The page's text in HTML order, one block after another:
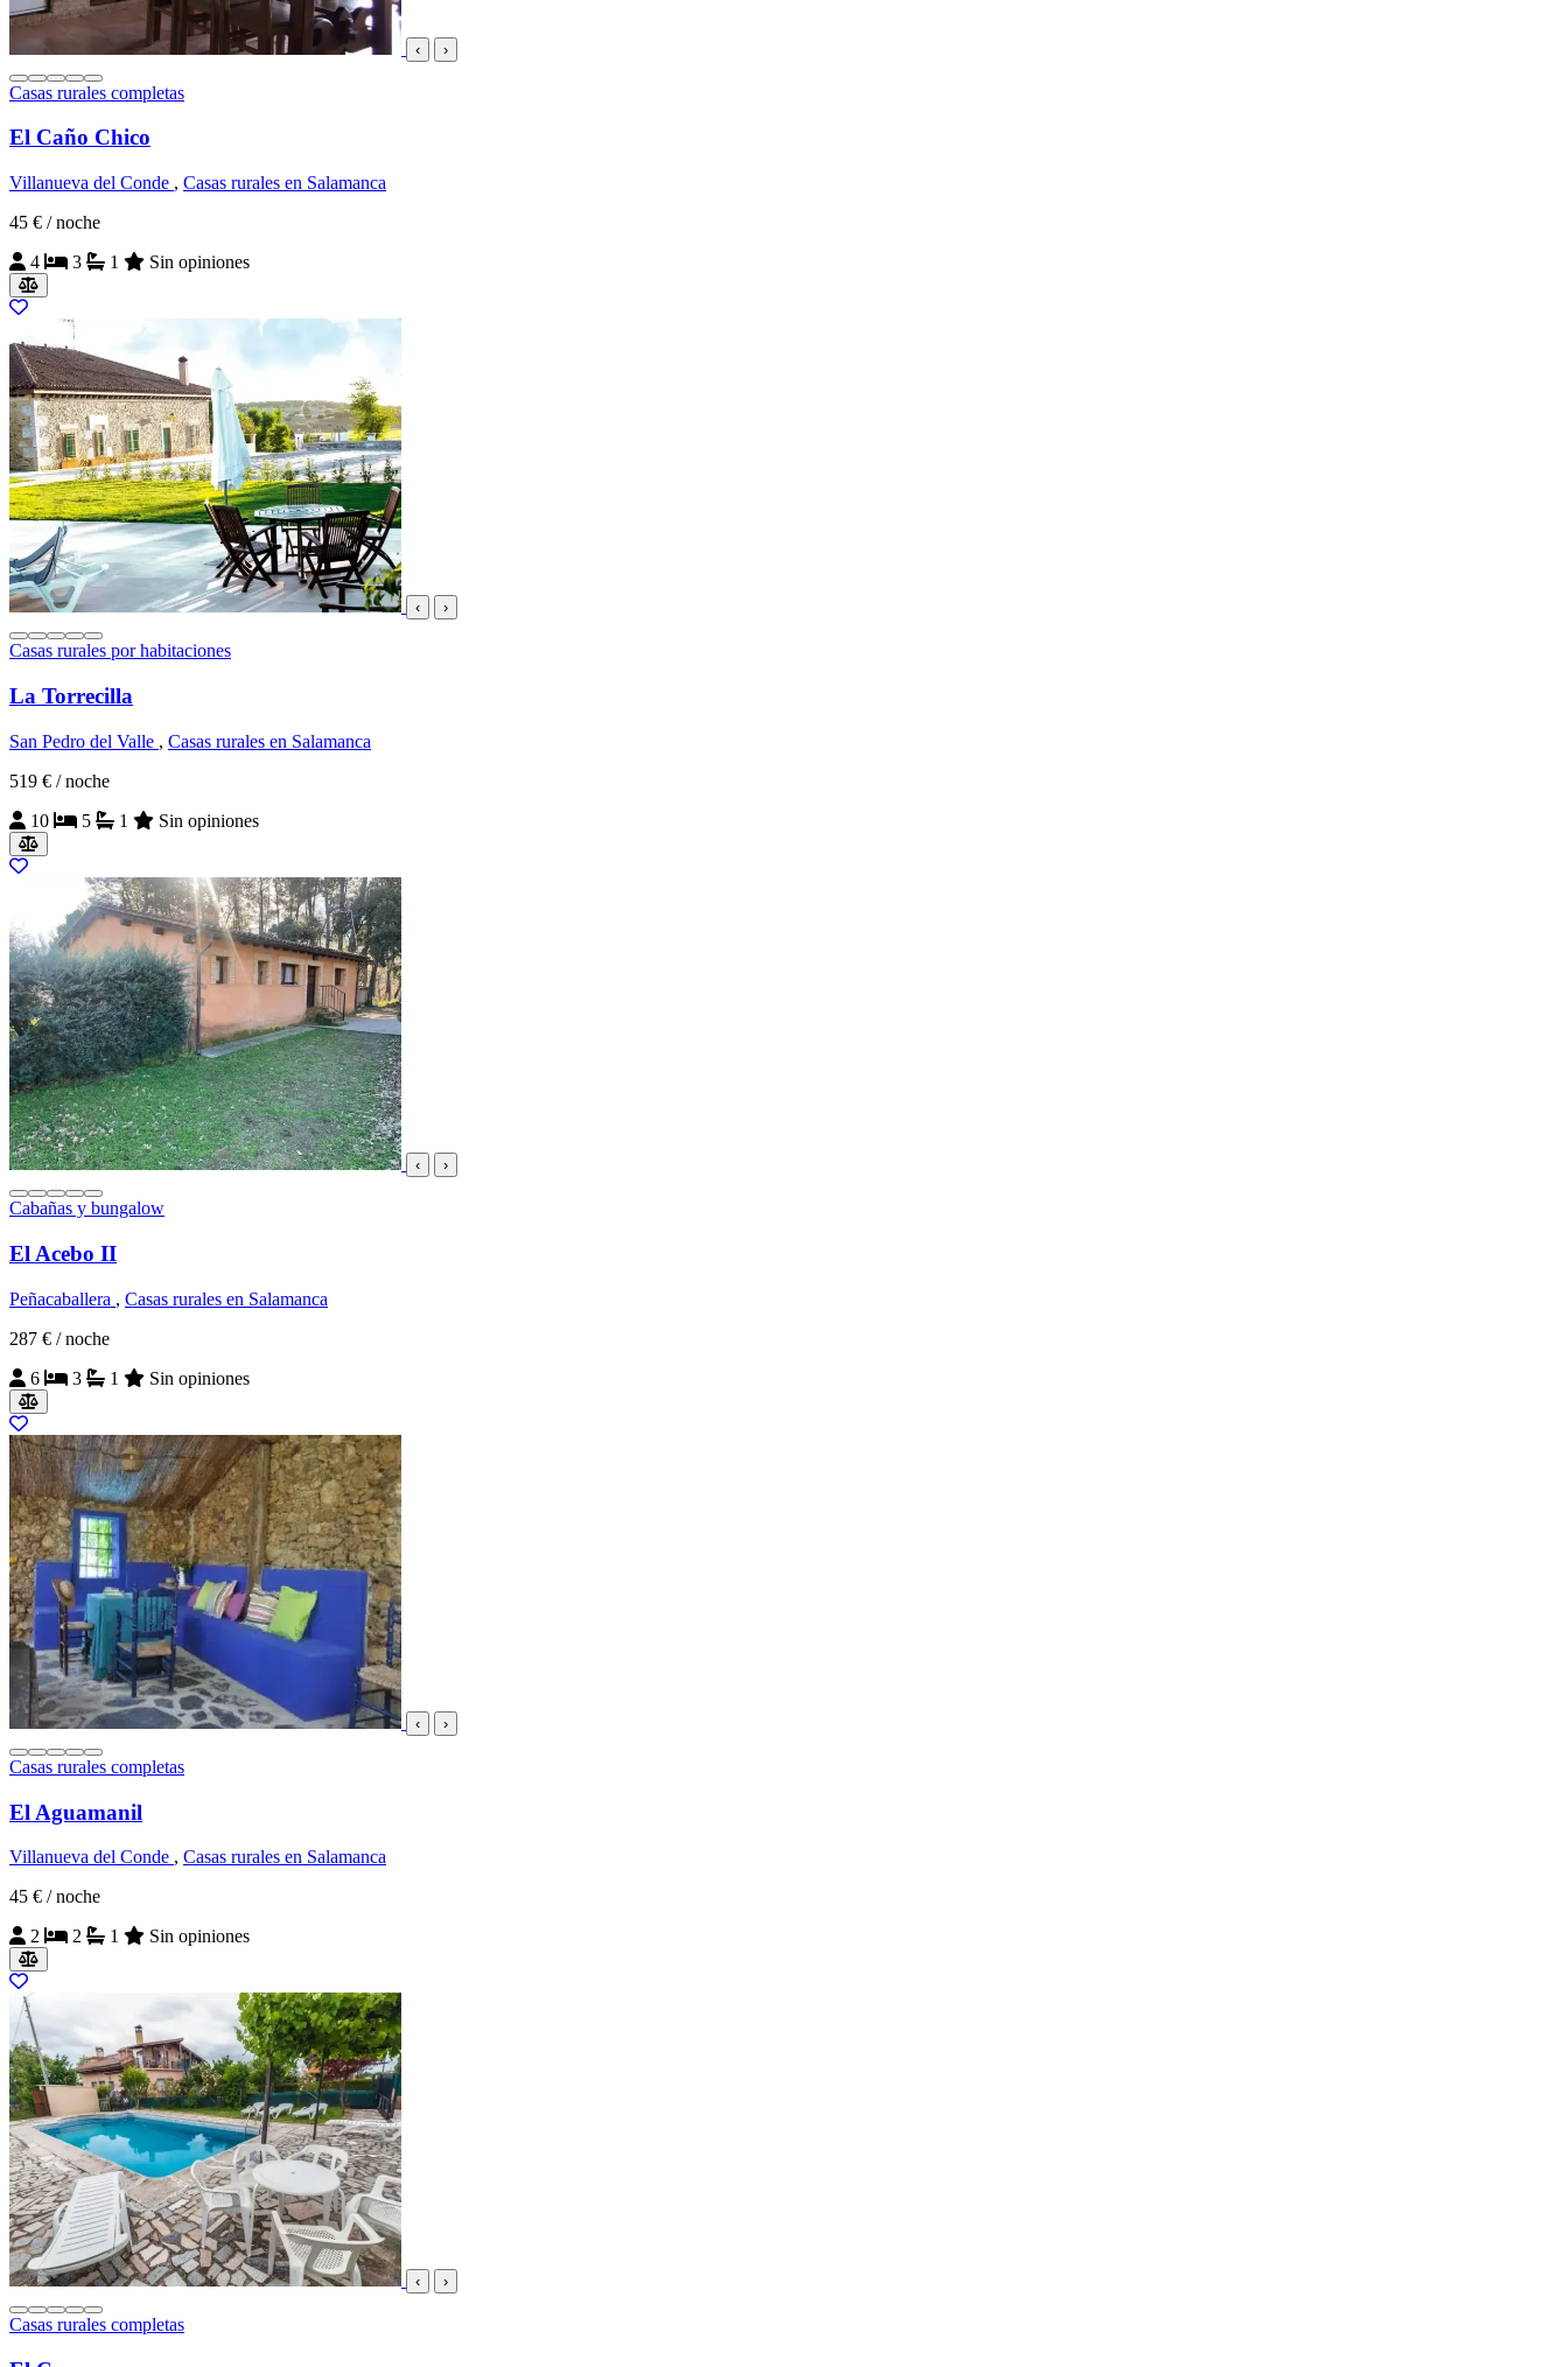
‹ ›
Casas rurales completas
El Caño Chico
Villanueva del Conde , Casas rurales en Salamanca
45 € / noche
4
3 1 Sin opiniones
‹ ›
Casas rurales por habitaciones
La Torrecilla
San Pedro del Valle , Casas rurales en Salamanca
519 € / noche
10
5 1 Sin opiniones
‹ ›
Cabañas y bungalow
El Acebo II
Peñacaballera , Casas rurales en Salamanca
287 € / noche
6
3 1 Sin opiniones
‹ ›
Casas rurales completas
El Aguamanil
Villanueva del Conde , Casas rurales en Salamanca
45 € / noche
2
2 1 Sin opiniones
‹ ›
Casas rurales completas